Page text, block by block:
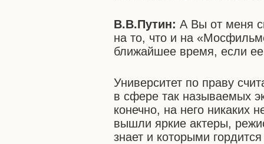
В.В.Путин: А Вы от меня
на то, что и на
ближайшее время, если
Университет по праву
в сфере так называемых
конечно, на него никаких
вышли яркие актеры,
знает и которыми